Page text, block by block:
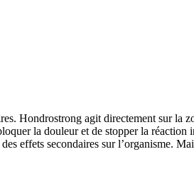
Hondrostrong agit directement sur la
la douleur et de stopper la réaction
effets secondaires sur l’organisme.